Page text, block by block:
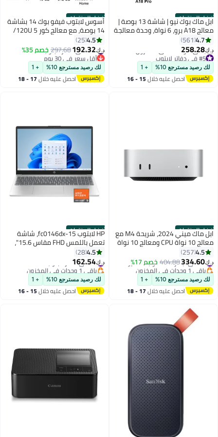
أفضل المنتجات ابل ماك بوك نيو | شاشة 13 بوصة |
معالج A18 برو، 6 نواة، وحدة معالجة
512 جيجابايت SSD | لوحة مفاتيح
إنجليزية ||
4.7
561
د.ك‏258.28
#5 في دفاتر لابتوب
أقل سعر في 7 يوم
باقي 6 وحدات في المخزون
#5 في دفاتر لابتوب
لك رصيد مسترجع 10% + 1
احصل عليه خلال 15 - 16
أفضل المنتجات أسوس لابتوب فيفو بوك 14 بشاشة
14 بوصة، مع معالج كور 5 120U/
SSD سعة 512 جيجابايت/رسومات
إنتل UHD/ويندوز 11 هوم
4.5
25
د.ك‏192.32
297.68خصم 35% #12 في دفاتر لابتوب
أقل سعر في 30 يوم
#12 في دفاتر لابتوب
لك رصيد مسترجع 10% + 1
احصل عليه خلال 17 - 18
أفضل المنتجات ابل ماك ميني 2024، شريحة M4 مع
معالج 10 نواة CPU ومعالج 10 نواة
جيجابايت SSD / macOS
4.5
257
د.ك‏334.60
404.88خصم 17% #1 في أجهزة الحاسوب الصغيرة
باقي 1 وحدات في المخزون
#1 في أجهزة الحاسوب الصغيرة
لك رصيد مسترجع 10% + 1
احصل عليه خلال 17 - 18
أفضل المنتجات HP لابتوب 15-fc0146dx، شاشة
تعمل باللمس FHD مقاس 15.6"،
AMD Ryzen 5 7520U، 8GB RAM،
Radeon، لوحة مفاتيح إنجليزية،
ويندوز 11 هوم
4.5
28
د.ك‏162.54
#9 في دفاتر لابتوب
باقي 1 وحدات في المخزون
#9 في دفاتر لابتوب
لك رصيد مسترجع 10% + 1
احصل عليه خلال 15 - 16